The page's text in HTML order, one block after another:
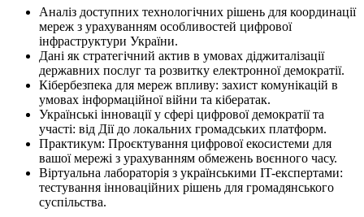
Аналіз доступних технологічних рішень для координації
мереж з урахуванням особливостей цифрової
інфраструктури України.
Дані як стратегічний актив в умовах діджиталізації
державних послуг та розвитку електронної демократії.
Кібербезпека для мереж впливу: захист комунікацій в
умовах інформаційної війни та кібератак.
Українські інновації у сфері цифрової демократії та
участі: від Дії до локальних громадських платформ.
Практикум: Проєктування цифрової екосистеми для
вашої мережі з урахуванням обмежень воєнного часу.
Віртуальна лабораторія з українськими IT-експертами:
тестування інноваційних рішень для громадянського
суспільства.